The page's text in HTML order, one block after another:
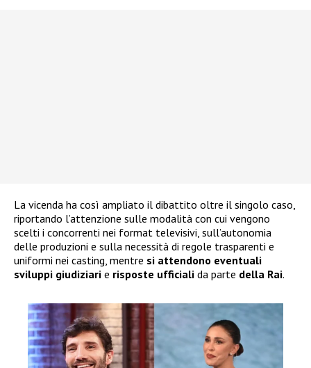
La vicenda ha così ampliato il dibattito oltre il singolo caso,
riportando l’attenzione sulle modalità con cui vengono
scelti i concorrenti nei format televisivi, sull’autonomia
delle produzioni e sulla necessità di regole trasparenti e
uniformi nei casting, mentre si attendono eventuali
sviluppi giudiziari e risposte ufficiali da parte della Rai.